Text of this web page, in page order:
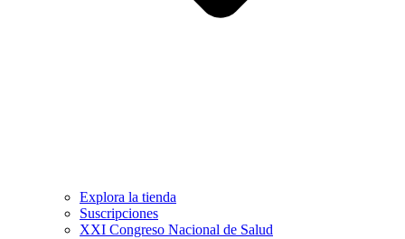
Explora la tienda
Suscripciones
XXI Congreso Nacional de Salud